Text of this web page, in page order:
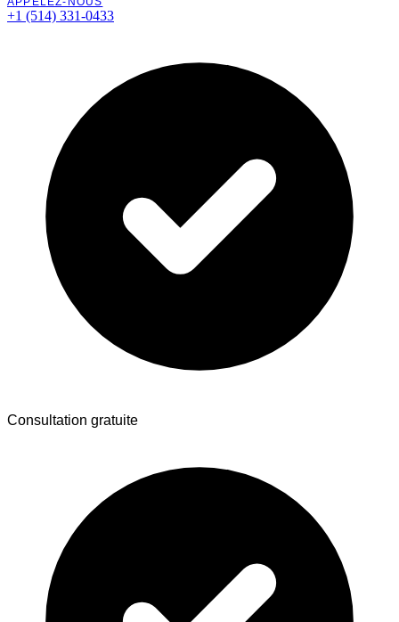
+1 (514) 331-0433
Consultation gratuite